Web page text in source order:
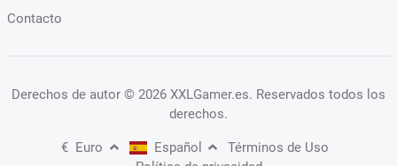
Contacto
Derechos de autor © 2026 XXLGamer.es. Reservados todos los
derechos.
€ Euro Español
Términos de Uso